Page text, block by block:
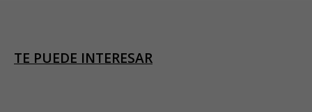
TE PUEDE INTERESAR